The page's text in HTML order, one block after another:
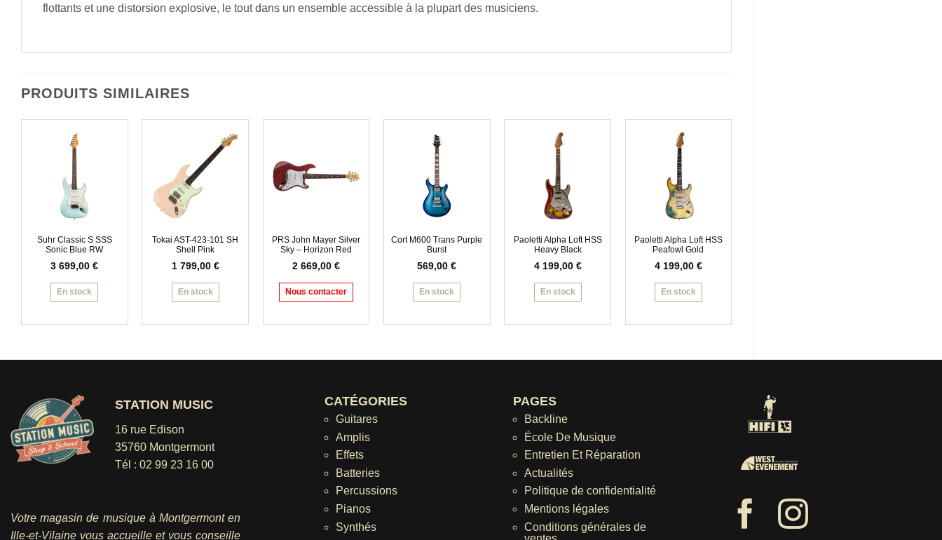
flottants et une distorsion explosive, le tout dans un ensemble accessible à la plupart des musiciens.
PRODUITS SIMILAIRES
Suhr Classic S SSS
Sonic Blue RW
3 699,00€
En stock
Tokai AST-423-101 SH
Shell Pink
1 799,00 €
En stock
PRS John Mayer Silver
Sky – Horizon Red
2 669,00 €
Nous contacter
Cort M600 Trans Purple
Burst
569,00€
En stock
Paoletti Alpha Loft HSS
Heavy Black
4 199,00 €
En stock
Paoletti Alpha Loft HSS
Peafowl Gold
4 199,00 €
En stock
STATION MUSIC
16 rue Edison
35760 Montgermont
Tél : 02 99 23 16 00
Votre magasin de musique à Montgermont en
Ille-et-Vilaine vous accueille et vous conseille
CATÉGORIES
Guitares
Amplis
Effets
Batteries
Percussions
Pianos
Synthés
PAGES
Backline
École De Musique
Entretien Et Réparation
Actualités
Politique de confidentialité
Mentions légales
Conditions générales de